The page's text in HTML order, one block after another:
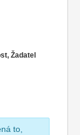
Žadatel
to,